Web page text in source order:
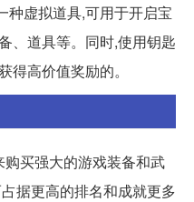
种虚拟道具,可用于开启宝
、道具等。同时,使用钥匙
得高价值奖励的。
买强大的游戏装备和武
据更高的排名和成就更多